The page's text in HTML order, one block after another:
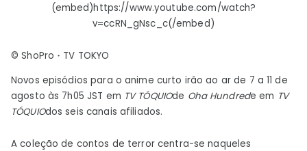
(embed)https://www.youtube.com/watch?
v=ccRN_gNsc_c(/embed)
© ShoPro・TV TOKYO
Novos episódios para o anime curto irão ao ar de 7 a 11 de
agosto às 7h05 JST em TV TÓQUIOde Oha Hundrede em TV
TÓQUIOdos seis canais afiliados.
A coleção de contos de terror centra-se naqueles